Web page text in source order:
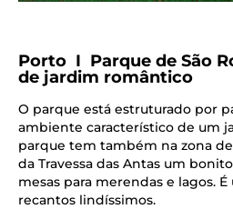
Porto I Parque de São
de jardim romântico
O parque está estruturado por
ambiente característico de um
parque tem também na zona
da Travessa das Antas um
mesas para merendas e lagos.
recantos lindíssimos.